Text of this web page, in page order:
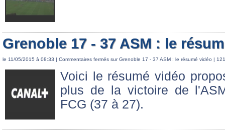
Grenoble 17 - 37 ASM : le
le 11/05/2015 à 08:33 | Commentaires fermés sur Grenoble 17 - 37 ASM : le résumé vidéo |
Voici le résumé vidéo
plus de la victoire de
FCG (37 à 27).